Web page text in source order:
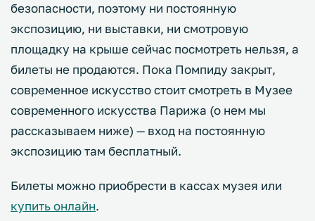
безопасности, поэтому ни постоянную
экспозицию, ни выставки, ни смотровую
площадку на крыше сейчас посмотреть нельзя, а
билеты не продаются. Пока Помпиду закрыт,
современное искусство стоит смотреть в Музее
современного искусства Парижа (о нем мы
рассказываем ниже) — вход на постоянную
экспозицию там бесплатный.
Билеты можно приобрести в кассах музея или
купить онлайн.